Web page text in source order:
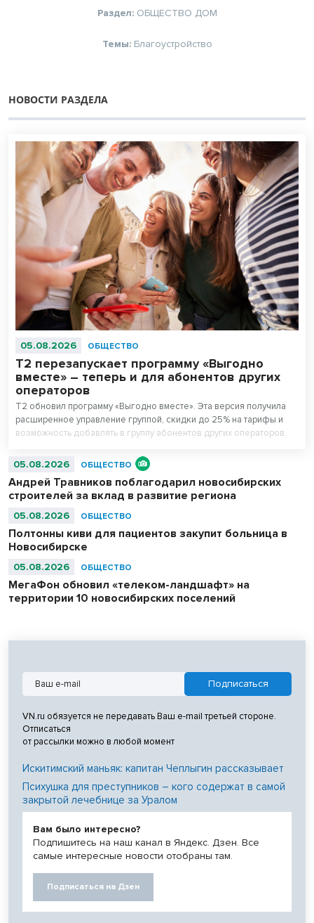
Раздел: ОБЩЕСТВО ДОМ
Темы: Благоустройство
НОВОСТИ РАЗДЕЛА
05.08.2026 ОБЩЕСТВО
Т2 перезапускает программу «Выгодно
вместе» – теперь и для абонентов других
операторов
T2 обновил программу «Выгодно вместе». Эта версия получила
расширенное управление группой, скидки до 25% на тарифы и
возможность добавлять в группу абонентов других операторов.
05.08.2026 ОБЩЕСТВО
Андрей Травников поблагодарил новосибирских
строителей за вклад в развитие региона
05.08.2026 ОБЩЕСТВО
Полтонны киви для пациентов закупит больница в
Новосибирске
05.08.2026 ОБЩЕСТВО
МегаФон обновил «телеком-ландшафт» на
территории 10 новосибирских поселений
VN.ru обязуется не передавать Ваш e-mail третьей стороне.
Отписаться
от рассылки можно в любой момент
Искитимский маньяк: капитан Чеплыгин рассказывает
Психушка для преступников – кого содержат в самой
закрытой лечебнице за Уралом
Вам было интересно?
Подпишитесь на наш канал в Яндекс. Дзен. Все
самые интересные новости отобраны там.
Подписаться на Дзен